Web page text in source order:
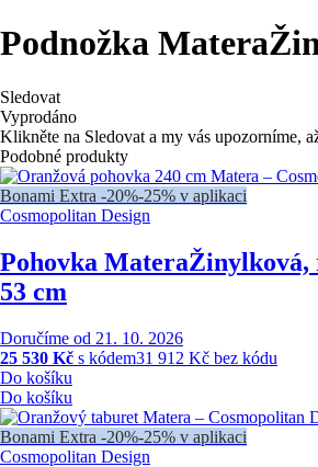
Podnožka Matera
Sledovat
Vyprodáno
Klikněte na Sledovat a my vás upozorníme,
Podobné produkty
Bonami Extra -20%-25% v aplikaci
Cosmopolitan Design
Pohovka MateraŽinylková,
53 cm
Doručíme od 21. 10. 2026
25 530 Kč s kódem31 912 Kč bez kódu
Do košíku
Do košíku
Bonami Extra -20%-25% v aplikaci
Cosmopolitan Design